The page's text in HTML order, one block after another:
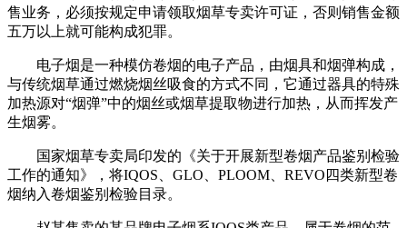
售业务，必须按规定申请领取烟草专卖许可证，否则销售金额
五万以上就可能构成犯罪。
电子烟是一种模仿卷烟的电子产品，由烟具和烟弹构成，
与传统烟草通过燃烧烟丝吸食的方式不同，它通过器具的特殊
加热源对“烟弹”中的烟丝或烟草提取物进行加热，从而挥发产
生烟雾。
国家烟草专卖局印发的《关于开展新型卷烟产品鉴别检验
工作的通知》，将IQOS、GLO、PLOOM、REVO四类新型卷
烟纳入卷烟鉴别检验目录。